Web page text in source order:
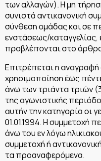
των αλλαγών). Η μη
συνιστά αντικανονική
σύνθεση ομάδας και σε
ενστάσεως/καταγγελίας,
προβλέπονται στο
Επιτρέπεται η
χρησιμοποίηση έως
άνω των τριάντα τριών
της αγωνιστικής
αυτήν την κατηγορία οι
01.01.1994. Η συμμετοχή
άνω του εν λόγω
συμμετοχή ή
τα προαναφερόμενα.